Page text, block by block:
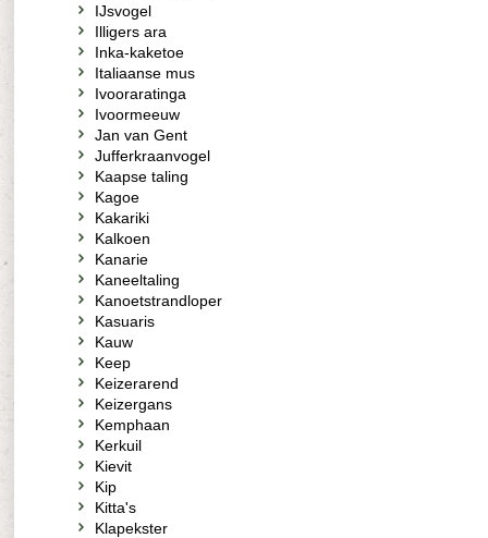
IJsvogel
Illigers ara
Inka-kaketoe
Italiaanse mus
Ivooraratinga
Ivoormeeuw
Jan van Gent
Jufferkraanvogel
Kaapse taling
Kagoe
Kakariki
Kalkoen
Kanarie
Kaneeltaling
Kanoetstrandloper
Kasuaris
Kauw
Keep
Keizerarend
Keizergans
Kemphaan
Kerkuil
Kievit
Kip
Kitta's
Klapekster